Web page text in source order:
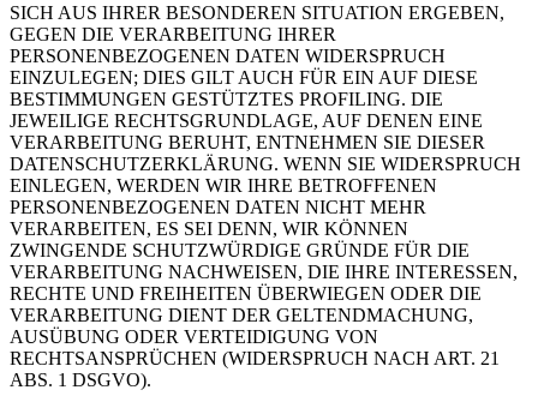
SICH AUS IHRER BESONDEREN SITUATION ERGEBEN,
GEGEN DIE VERARBEITUNG IHRER
PERSONENBEZOGENEN DATEN WIDERSPRUCH
EINZULEGEN; DIES GILT AUCH FÜR EIN AUF DIESE
BESTIMMUNGEN GESTÜTZTES PROFILING. DIE
JEWEILIGE RECHTSGRUNDLAGE, AUF DENEN EINE
VERARBEITUNG BERUHT, ENTNEHMEN SIE DIESER
DATENSCHUTZERKLÄRUNG. WENN SIE WIDERSPRUCH
EINLEGEN, WERDEN WIR IHRE BETROFFENEN
PERSONENBEZOGENEN DATEN NICHT MEHR
VERARBEITEN, ES SEI DENN, WIR KÖNNEN
ZWINGENDE SCHUTZWÜRDIGE GRÜNDE FÜR DIE
VERARBEITUNG NACHWEISEN, DIE IHRE INTERESSEN,
RECHTE UND FREIHEITEN ÜBERWIEGEN ODER DIE
VERARBEITUNG DIENT DER GELTENDMACHUNG,
AUSÜBUNG ODER VERTEIDIGUNG VON
RECHTSANSPRÜCHEN (WIDERSPRUCH NACH ART. 21
ABS. 1 DSGVO).